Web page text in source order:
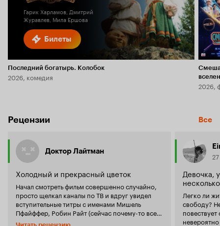
Билеты
Гарик Харламов, Дмитрий
Журавлев, Мила Ершова
Последний богатырь. Колобок
2026, комедия
2026,
Рецензии Все
Доктор Лайтман
Холодный и прекрасный цветок
Начал смотреть фильм совершенно случайно,
просто щелкал каналы по ТВ и вдруг увидел
вступительные титры с именами Мишель
Пфайффер, Робин Райт (сейчас почему-то все
пишут без Пенн, и я последую моде), Рене
Девочка,
Легко ли
свободу? Нет. Этот